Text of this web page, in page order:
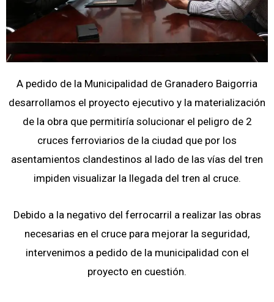
A pedido de la Municipalidad de Granadero Baigorria
desarrollamos el proyecto ejecutivo y la materialización
de la obra que permitiría solucionar el peligro de 2
cruces ferroviarios de la ciudad que por los
asentamientos clandestinos al lado de las vías del tren
impiden visualizar la llegada del tren al cruce.
Debido a la negativo del ferrocarril a realizar las obras
necesarias en el cruce para mejorar la seguridad,
intervenimos a pedido de la municipalidad con el
proyecto en cuestión.